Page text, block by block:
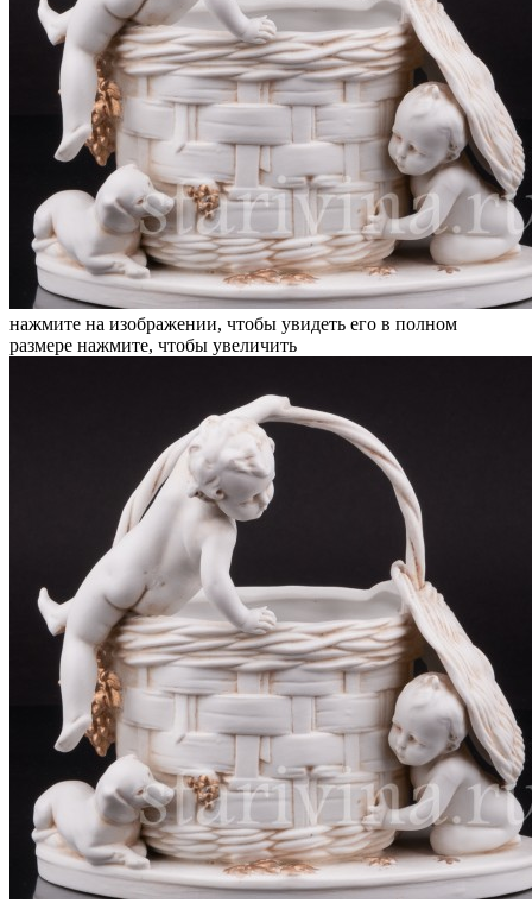
нажмите на изображении, чтобы увидеть его в полном
размере нажмите, чтобы увеличить